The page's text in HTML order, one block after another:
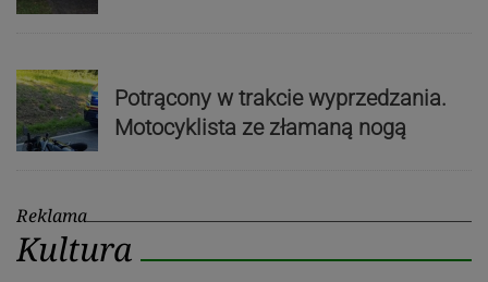
Potrącony w trakcie wyprzedzania.
Motocyklista ze złamaną nogą
Reklama
Kultura